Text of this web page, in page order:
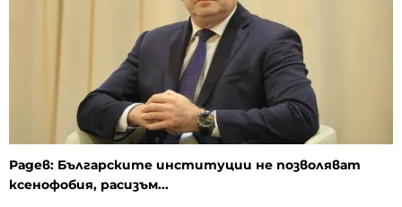
Радев: Българските институции не позволяват
ксенофобия, расизъм...